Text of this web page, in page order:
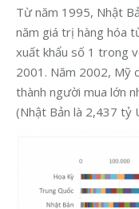
Từ năm 1995, Nhật
năm giá trị hàng hóa
xuất khẩu số 1 trong
2001. Năm 2002, Mỹ
thành người mua lớn
(Nhật Bản là 2,437 tỷ